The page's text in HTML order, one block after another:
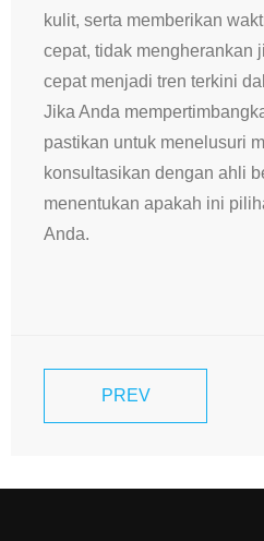
kulit, serta memberikan
cepat, tidak mengherankan
cepat menjadi tren terkini
Jika Anda
pastikan untuk menelusuri
konsultasikan dengan ahli
menentukan apakah ini
Anda.
PREV